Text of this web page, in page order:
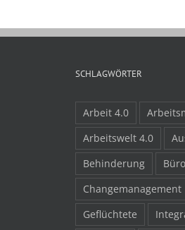
SCHLAGWÖRTER
Arbeit 4.0
Arbeitswelt 4.0
Behinderung
Büro
Changemanagement
Geflüchtete